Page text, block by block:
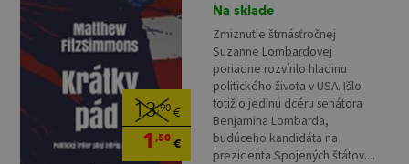
13,90 €
1 ,50 €
Na sklade
Zmiznutie štrnásťročnej
Suzanne Lombardovej
poriadne rozvírilo hladinu
politického života v USA. Išlo
totiž o jedinú dcéru senátora
Benjamina Lombarda,
budúceho kandidáta na
prezidenta Spojených štátov....